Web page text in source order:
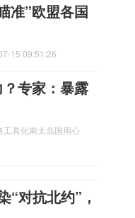
准”欧盟各国
15 09:51:26
专家：暴露
工具化南太岛国用心
“对抗北约”，